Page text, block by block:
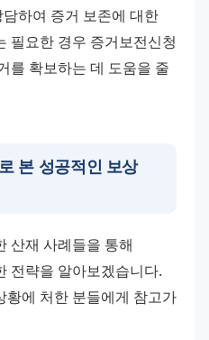
하여 증거 보존에 대한
필요한 경우 증거보전신청
를 확보하는 데 도움을 줄
본 성공적인 보상
산재 사례들을 통해
전략을 알아보겠습니다.
황에 처한 분들에게 참고가